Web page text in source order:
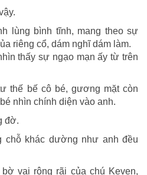
lùng bình tĩnh, mang theo sự
riêng cổ, dám nghĩ dám làm.
thấy sự ngạo mạn ấy từ trên
thế bế cô bé, gương mặt còn
nhìn chính diện vào anh.
đờ.
chỗ khác dường như anh đều
vai rộng rãi của chú Keven,